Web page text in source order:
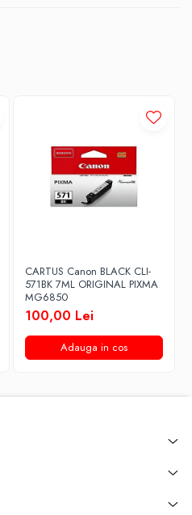
CARTUS Canon BLACK CLI-
571BK 7ML ORIGINAL PIXMA
MG6850
100,00 Lei
Adauga in cos